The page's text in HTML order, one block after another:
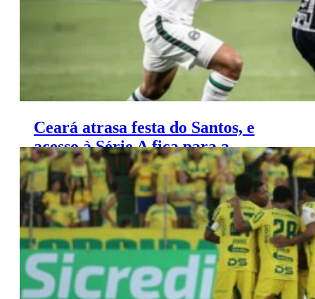
Ceará atrasa festa do Santos, e
acesso à Série A fica para a
próxima rodada